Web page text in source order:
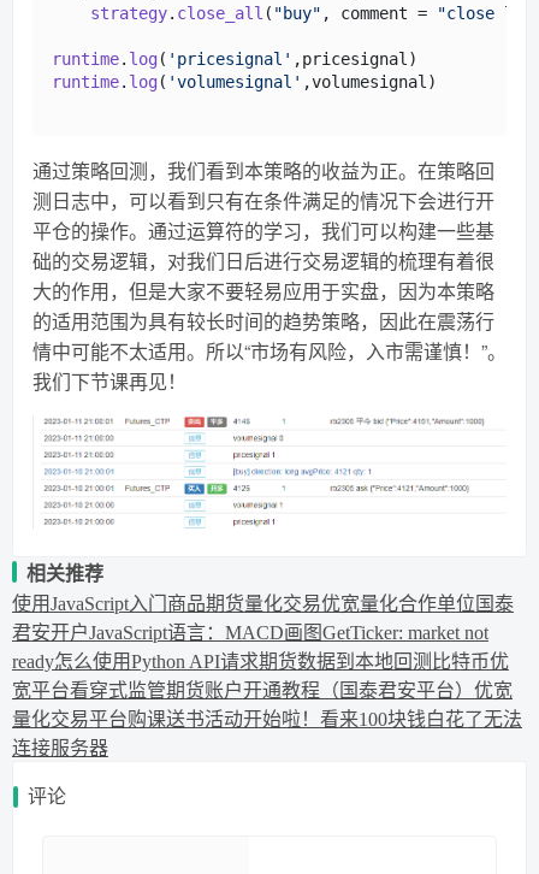
strategy. close_all ( "buy" , comment = "close
runtime. log( 'pricesignal'
runtime. log( 'volumesignal' ,volumesignal)
通过策略回测，我们看到本策略的收益为正。在策略回
测日志中，可以看到只有在条件满足的情况下会进行开
平仓的操作。通过运算符的学习，我们可以构建一些基
础的交易逻辑，对我们日后进行交易逻辑的梳理有着很
大的作用，但是大家不要轻易应用于实盘，因为本策略
的适用范围为具有较长时间的趋势策略，因此在震荡行
情中可能不太适用。所以“市场有风险，入市需谨慎！”。
我们下节课再见！
相关推荐
使用JavaScript入门商品期货量化交易优宽量化合作单位国泰
君安开户JavaScript语言：MACD画图GetTicker: market not
ready怎么使用Python API请求期货数据到本地 回测比特币优
宽平台看穿式监管期货账户开通教程（国泰君安平台） 优宽
量化交易平台购课送书活动开始啦！ 看来100块钱白花了无法
连接服务器
评论